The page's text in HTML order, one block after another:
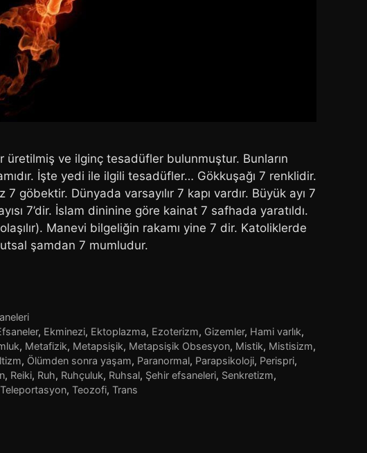
üretilmiş ve ilginç tesadüfler bulunmuştur. Bunların
İşte yedi ile ilgili tesadüfler… Gökkuşağı 7 renklidir.
7 göbektir. Dünyada varsayılır 7 kapı vardır. Büyük ayı 7
7’dir. İslam dininine göre kainat 7 safhada yaratıldı.
Manevi bilgeliğin rakamı yine 7 dir. Katoliklerde
şamdan 7 mumludur.
, Ekminezi, Ektoplazma, Ezoterizm, Gizemler, Hami varlık,
, Metafizik, Metapsişik, Metapsişik Obsesyon, Mistik, Mistisizm,
, Ölümden sonra yaşam, Paranormal, Parapsikoloji, Perispri,
, Reiki, Ruh, Ruhçuluk, Ruhsal, Şehir efsaneleri, Senkretizm,
Teleportasyon, Teozofi, Trans